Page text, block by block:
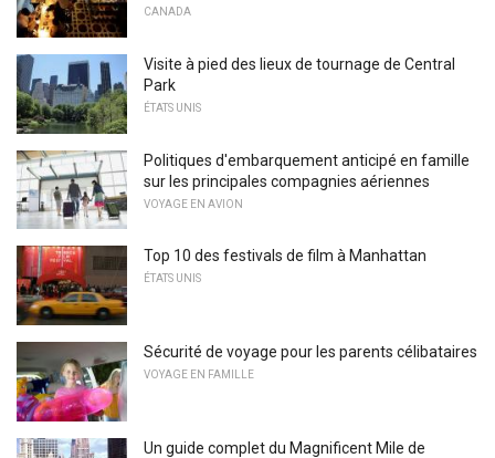
CANADA
Visite à pied des lieux de tournage de Central
Park
ÉTATS UNIS
Politiques d'embarquement anticipé en famille
sur les principales compagnies aériennes
VOYAGE EN AVION
Top 10 des festivals de film à Manhattan
ÉTATS UNIS
Sécurité de voyage pour les parents célibataires
VOYAGE EN FAMILLE
Un guide complet du Magnificent Mile de